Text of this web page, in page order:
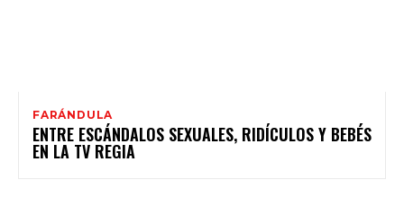
FARÁNDULA
ENTRE ESCÁNDALOS SEXUALES, RIDÍCULOS Y BEBÉS
EN LA TV REGIA